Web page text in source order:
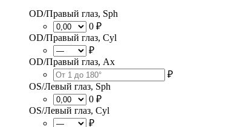
OD/Правый глаз, Sph
0 ₽
OD/Правый глаз, Cyl
₽
OD/Правый глаз, Ax
₽
OS/Левый глаз, Sph
0 ₽
OS/Левый глаз, Cyl
₽